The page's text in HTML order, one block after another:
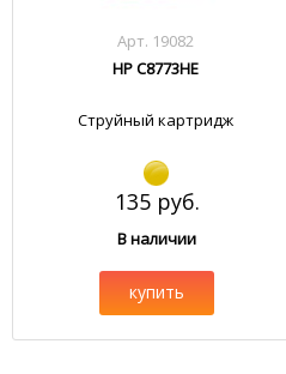
Арт. 19082
HP C8773HE
Струйный картридж
135 руб.
В наличии
купить